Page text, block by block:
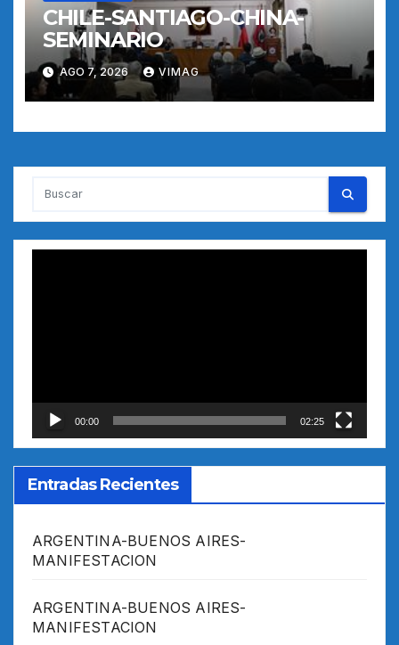
CHILE-SANTIAGO-CHINA-
SEMINARIO
AGO 7, 2026 VIMAG
00:00 02:25
Entradas Recientes
ARGENTINA-BUENOS AIRES-
MANIFESTACION
ARGENTINA-BUENOS AIRES-
MANIFESTACION